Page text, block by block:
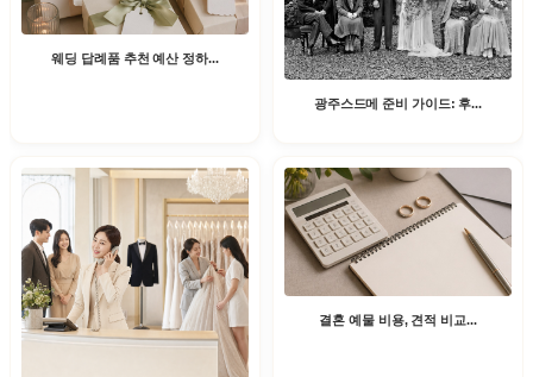
웨딩 답례품 추천 예산 정하...
광주스드메 준비 가이드: 후...
결혼 예물 비용, 견적 비교...